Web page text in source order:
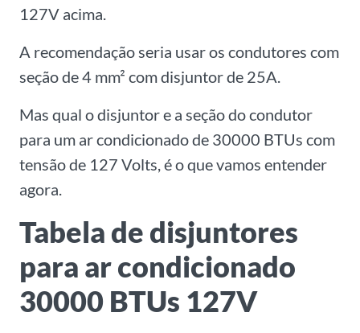
127V acima.
A recomendação seria usar os condutores com
seção de 4 mm² com disjuntor de 25A.
Mas qual o disjuntor e a seção do condutor
para um ar condicionado de 30000 BTUs com
tensão de 127 Volts, é o que vamos entender
agora.
Tabela de disjuntores
para ar condicionado
30000 BTUs 127V